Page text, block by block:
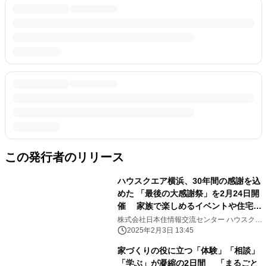
この発行者のリリース
ハウスクエア横浜、30年間の感謝を込
めた 「最後の大感謝祭」を2月24日開
催 家族で楽しめるイベントや住宅計
画者向けセミナーを実施
株式会社日本住情報交流センター ハウスクエ
ア横浜
2025年2月3日 13:45
家づくりの役に立つ「体験」「相談」
「学ぶ」が凝縮の2日間 「まるごと